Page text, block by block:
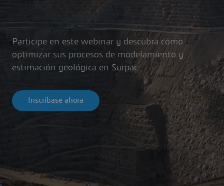
Participe en este webinar y descubra cómo
optimizar sus procesos de modelamiento y
estimación geológica en Surpac.
Inscríbase ahora